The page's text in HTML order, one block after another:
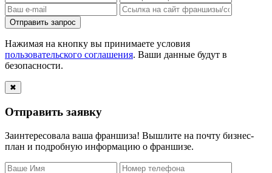
Отправить запрос
Нажимая на кнопку вы принимаете условия
пользовательского соглашения. Ваши данные будут в
безопасности.
✖
Отправить заявку
Заинтересовала ваша франшиза! Вышлите на почту бизнес-
план и подробную информацию о франшизе.